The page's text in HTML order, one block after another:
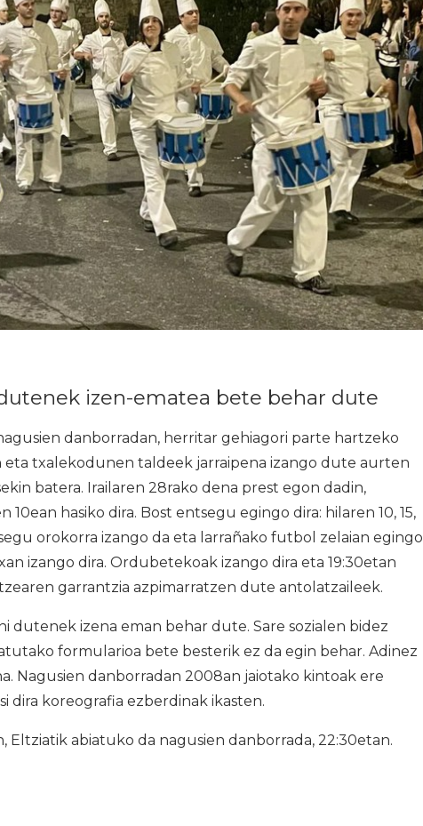
izen-ematea bete behar dute
danborradan, herritar gehiagori parte hartzeko
eta txalekodunen taldeek jarraipena izango dute aurten
batera. Irailaren 28rako dena prest egon dadin,
hasiko dira. Bost entsegu egingo dira: hilaren 10, 15,
orokorra izango da eta larrañako futbol zelaian egingo
izango dira. Ordubetekoak izango dira eta 19:30etan
garrantzia azpimarratzen dute antolatzaileek.
dutenek izena eman behar dute. Sare sozialen bidez
formularioa bete besterik ez da egin behar. Adinez
Nagusien danborradan 2008an jaiotako kintoak ere
dira koreografia ezberdinak ikasten.
Eltziatik abiatuko da nagusien danborrada, 22:30etan.